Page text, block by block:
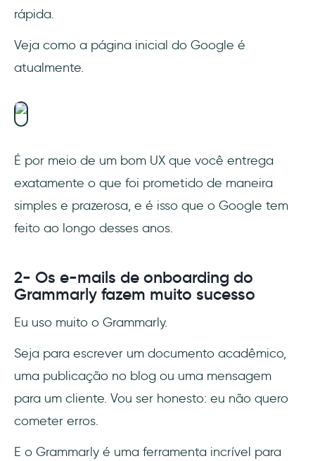
rápida.
Veja como a página inicial do Google é
atualmente.
É por meio de um bom UX que você entrega
exatamente o que foi prometido de maneira
simples e prazerosa, e é isso que o Google tem
feito ao longo desses anos.
2- Os e-mails de onboarding do
Grammarly fazem muito sucesso
Eu uso muito o Grammarly.
Seja para escrever um documento acadêmico,
uma publicação no blog ou uma mensagem
para um cliente. Vou ser honesto: eu não quero
cometer erros.
E o Grammarly é uma ferramenta incrível para